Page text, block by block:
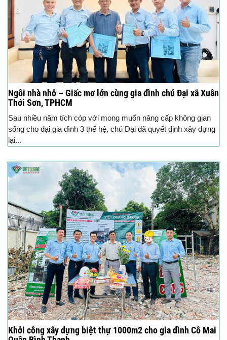
Ngôi nhà nhỏ – Giấc mơ lớn cùng gia đình chú Đại xã Xuân
Thới Sơn, TPHCM
Sau nhiều năm tích cóp với mong muốn nâng cấp không gian
sống cho đại gia đình 3 thế hệ, chú Đại đã quyết định xây dựng
lại...
Khởi công xây dựng biệt thự 1000m2 cho gia đình Cô Mai